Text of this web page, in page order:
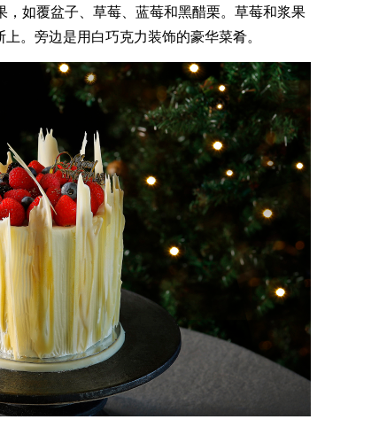
如覆盆子、草莓、蓝莓和黑醋栗。草莓和浆果
。旁边是用白巧克力装饰的豪华菜肴。